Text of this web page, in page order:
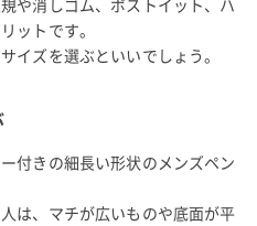
や消しゴム、ポストイット、ハ
ットです。
イズを選ぶといいでしょう。
付きの細長い形状のメンズペン
は、マチが広いものや底面が平